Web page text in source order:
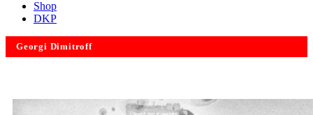
Shop
DKP
Georgi Dimitroff